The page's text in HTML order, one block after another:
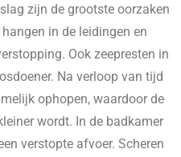
zijn de grootste oorzaken
in de leidingen en
Ook zeepresten in
Na verloop van tijd
ophopen, waardoor de
wordt. In de badkamer
verstopte afvoer. Scheren